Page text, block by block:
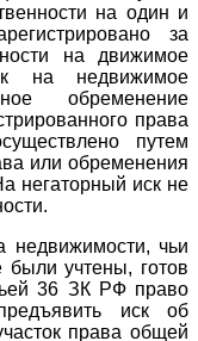
на один и
за
на движимое
на недвижимое
обременение
права
путем
или обременения
негаторный иск не
недвижимости, чьи
были учтены, готов
36 ЗК РФ право
иск об
права общей